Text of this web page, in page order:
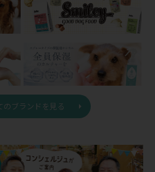
のブランドを見る